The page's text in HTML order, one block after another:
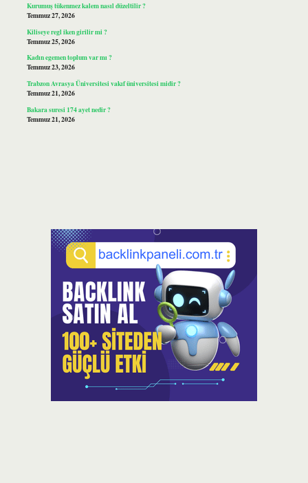
Kurumuş tükenmez kalem nasıl düzeltilir ?
Temmuz 27, 2026
Kiliseye regl iken girilir mi ?
Temmuz 25, 2026
Kadın egemen toplum var mı ?
Temmuz 23, 2026
Trabzon Avrasya Üniversitesi vakıf üniversitesi midir ?
Temmuz 21, 2026
Bakara suresi 174 ayet nedir ?
Temmuz 21, 2026